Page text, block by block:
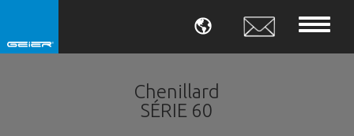
LANGUE
Chenillard
SÉRIE 60